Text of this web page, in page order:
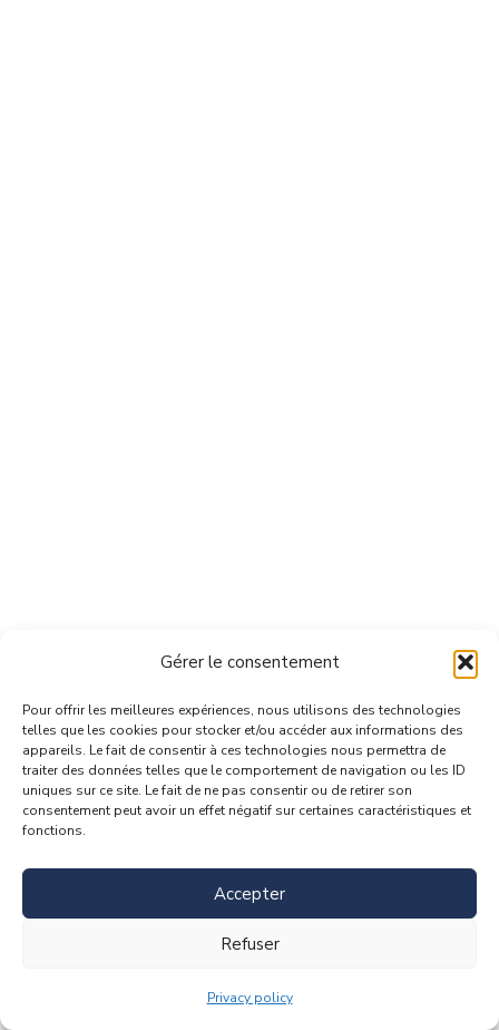
Gérer le consentement
Pour offrir les meilleures expériences, nous utilisons des technologies
telles que les cookies pour stocker et/ou accéder aux informations des
appareils. Le fait de consentir à ces technologies nous permettra de
traiter des données telles que le comportement de navigation ou les ID
uniques sur ce site. Le fait de ne pas consentir ou de retirer son
consentement peut avoir un effet négatif sur certaines caractéristiques et
fonctions.
Accepter
Refuser
Privacy policy